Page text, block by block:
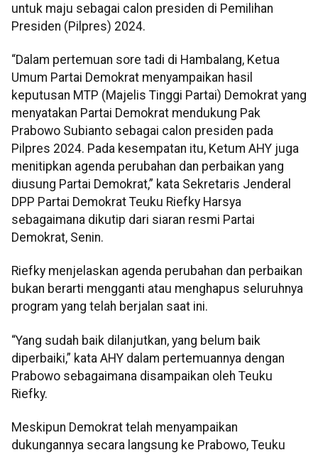
untuk maju sebagai calon presiden di Pemilihan
Presiden (Pilpres) 2024.
“Dalam pertemuan sore tadi di Hambalang, Ketua
Umum Partai Demokrat menyampaikan hasil
keputusan MTP (Majelis Tinggi Partai) Demokrat yang
menyatakan Partai Demokrat mendukung Pak
Prabowo Subianto sebagai calon presiden pada
Pilpres 2024. Pada kesempatan itu, Ketum AHY juga
menitipkan agenda perubahan dan perbaikan yang
diusung Partai Demokrat,” kata Sekretaris Jenderal
DPP Partai Demokrat Teuku Riefky Harsya
sebagaimana dikutip dari siaran resmi Partai
Demokrat, Senin.
Riefky menjelaskan agenda perubahan dan perbaikan
bukan berarti mengganti atau menghapus seluruhnya
program yang telah berjalan saat ini.
“Yang sudah baik dilanjutkan, yang belum baik
diperbaiki,” kata AHY dalam pertemuannya dengan
Prabowo sebagaimana disampaikan oleh Teuku
Riefky.
Meskipun Demokrat telah menyampaikan
dukungannya secara langsung ke Prabowo, Teuku